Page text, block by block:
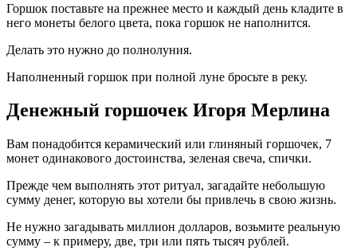
Горшок поставьте на прежнее место и каждый день кладите в
него монеты белого цвета, пока горшок не наполнится.
Делать это нужно до полнолуния.
Наполненный горшок при полной луне бросьте в реку.
Денежный горшочек Игоря Мерлина
Вам понадобится керамический или глиняный горшочек, 7
монет одинакового достоинства, зеленая свеча, спички.
Прежде чем выполнять этот ритуал, загадайте небольшую
сумму денег, которую вы хотели бы привлечь в свою жизнь.
Не нужно загадывать миллион долларов, возьмите реальную
сумму – к примеру, две, три или пять тысяч рублей.